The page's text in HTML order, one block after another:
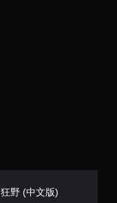
野 (中文版)